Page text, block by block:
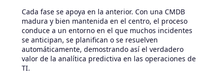
Cada fase se apoya en la anterior. Con una CMDB
madura y bien mantenida en el centro, el proceso
conduce a un entorno en el que muchos incidentes
se anticipan, se planifican o se resuelven
automáticamente, demostrando así el verdadero
valor de la analítica predictiva en las operaciones de
TI.